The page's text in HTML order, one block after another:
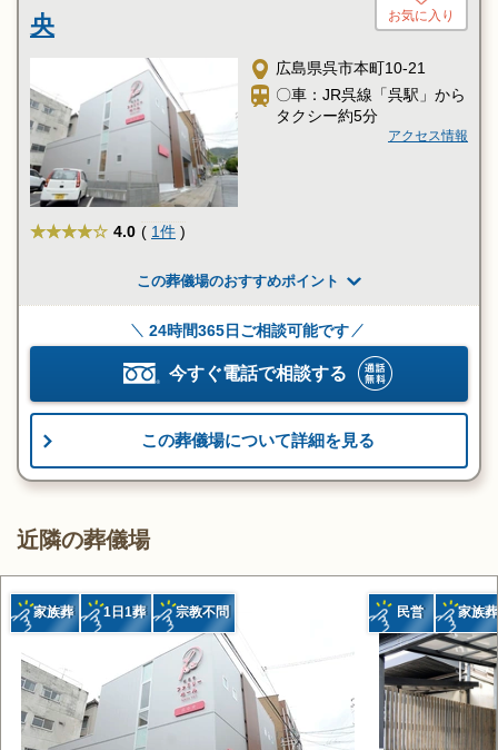
央
お気に入り
広島県呉市本町10-21
〇車：JR呉線「呉駅」から
タクシー約5分
アクセス情報
★★★★ 4.0 ( 1件 )
この葬儀場のおすすめポイント
24時間365日ご相談可能です
今すぐ電話で相談する
この葬儀場について詳細を見る
近隣の葬儀場
家族葬 1日1葬 宗教不問 民営 家族葬